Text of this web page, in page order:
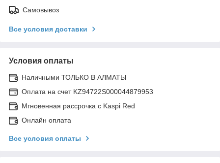
Самовывоз
Все условия доставки
Условия оплаты
Наличными ТОЛЬКО В АЛМАТЫ
Оплата на счет KZ94722S000044879953
Мгновенная рассрочка с Kaspi Red
Онлайн оплата
Все условия оплаты